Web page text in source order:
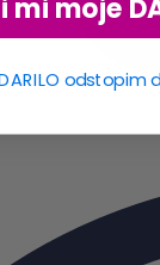
mi moje
odstopim